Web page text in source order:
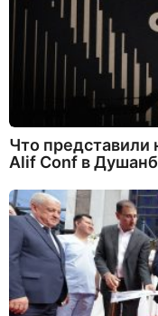
Что представили
Alif Conf в